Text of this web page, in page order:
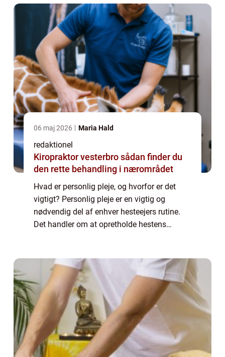
forebygg...
06 maj 2026 Maria Hald
redaktionel
Kiropraktor vesterbro sådan finder du
den rette behandling i nærområdet
Hvad er personlig pleje, og hvorfor er det
vigtigt? Personlig pleje er en vigtig og
nødvendig del af enhver hesteejers rutine.
Det handler om at opretholde hestens
forebygg...